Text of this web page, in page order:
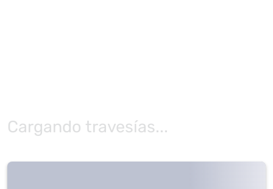
Cargando travesías...